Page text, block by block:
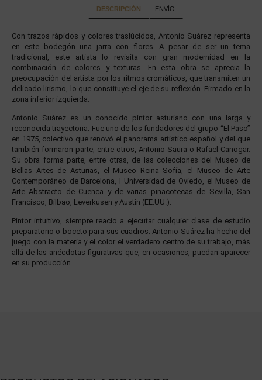
DESCRIPCIÓN ENVÍO
Con trazos rápidos y colores traslúcidos, Antonio Suárez representa
en este bodegón una jarra con flores. A pesar de ser un tema
tradicional, este artista lo revisita con gran modernidad en la
combinación de colores y texturas. En esta obra se aprecia la
preocupación del artista por los ritmos cromáticos, que transmiten un
delicado lirismo, lo que constituye el eje de su reflexión. Firmado en la
zona inferior izquierda.
Antonio Suárez es un conocido pintor asturiano con una larga y
reconocida trayectoria. Fue uno de los fundadores del grupo “El Paso”
en 1975, colectivo que renovó el panorama artístico español y del que
también formaron parte, entre otros, Antonio Saura o Rafael Canogar.
Su obra forma parte, entre otras, de las colecciones del Museo de
Bellas Artes de Asturias, el Museo Reina Sofía, el Museo de Arte
Contemporáneo de Barcelona, l Universidad de Oviedo, el Museo de
Arte Abstracto de Cuenca y de varias pinacotecas de Sevilla, San
Francisco, Bilbao, Leverkusen y Austin (EE.UU.).
Pintor intuitivo, siempre reacio a ejecutar cualquier clase de estudio
preparatorio o boceto para sus cuadros. Antonio Suárez ha hecho del
juego con la materia y el color el verdadero centro de su trabajo, más
allá de las anécdotas figurativas que, en ocasiones, puedan aparecer
en su producción.